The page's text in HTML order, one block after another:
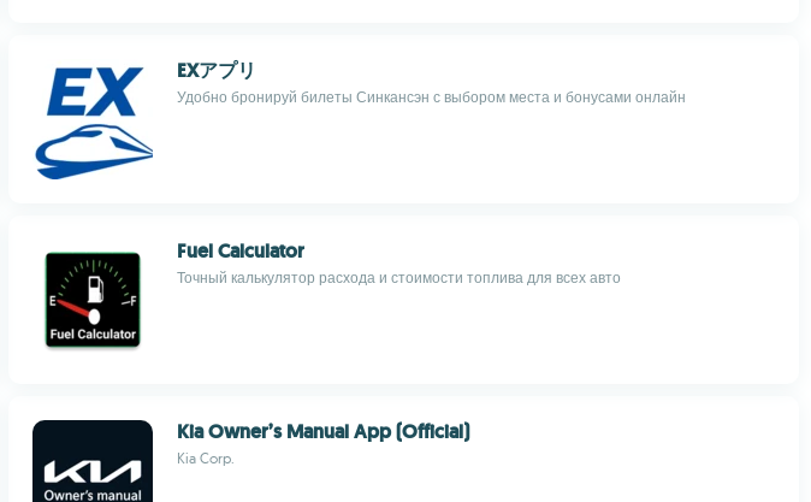
EXアプリ
Удобно бронируй билеты Синкансэн с выбором места и бонусами онлайн
Fuel Calculator
Точный калькулятор расхода и стоимости топлива для всех авто
Kia Owner’s Manual App (Official)
Kia Corp.